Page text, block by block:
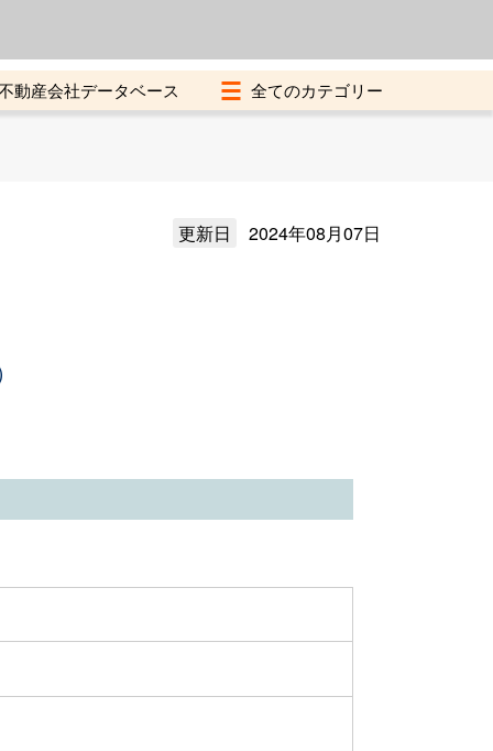
動産会社データベース
更新日 2024年08月07日